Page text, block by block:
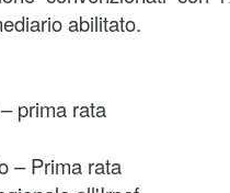
abilitato.
prima rata
– Prima rata